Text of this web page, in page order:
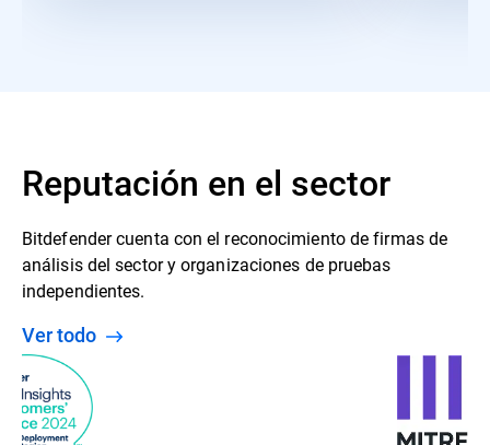
Reputación en el sector
Bitdefender cuenta con el reconocimiento de firmas de
análisis del sector y organizaciones de pruebas
independientes.
Ver todo